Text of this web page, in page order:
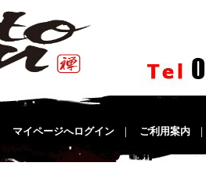
マイページへログイン ご利用案内